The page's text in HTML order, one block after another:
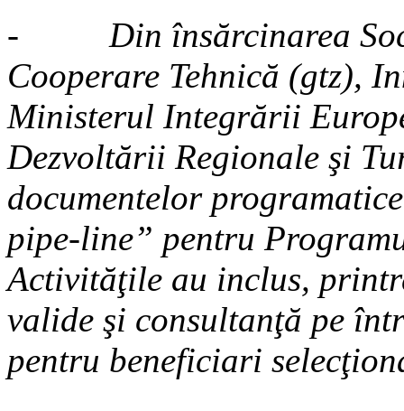
- Din însărcinarea
Cooperare Tehnică (gtz),
Ministerul Integrării
Dezvoltării Regionale şi
documentelor
pipe-line” pentru
Activităţile au inclus,
valide şi consultanţă pe
pentru beneficiari